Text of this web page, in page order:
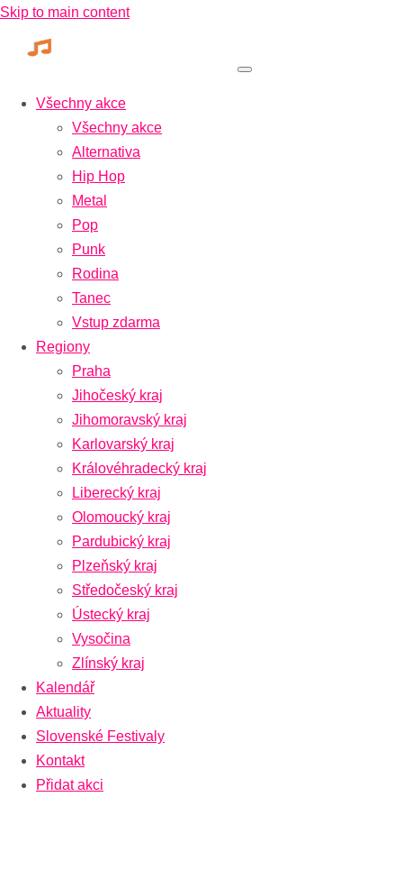
Skip to main content
Všechny akce
Všechny akce
Alternativa
Hip Hop
Metal
Pop
Punk
Rodina
Tanec
Vstup zdarma
Regiony
Praha
Jihočeský kraj
Jihomoravský kraj
Karlovarský kraj
Královéhradecký kraj
Liberecký kraj
Olomoucký kraj
Pardubický kraj
Plzeňský kraj
Středočeský kraj
Ústecký kraj
Vysočina
Zlínský kraj
Kalendář
Aktuality
Slovenské Festivaly
Kontakt
Přidat akci